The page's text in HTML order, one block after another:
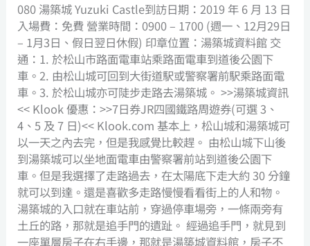
080 湯築城 Yuzuki Castle到訪日期：2019 年 6 月 13 日
入場費：免費 營業時間：0900 – 1700 (週一、12月29日
– 1月3日、假日翌日休假) 印章位置：湯築城資料館 交
通：1. 於松山市路面電車站乘路面電車到道後公園下
車。2. 由松山城可回到大街道駅或警察署前駅乘路面電
車。3. 於松山城亦可陡步走路去湯築城。 >>湯築城資訊
<< Klook 優惠：>>7日券JR四國鐵路周遊券(可選 3、
4、5 及 7 日)<< Klook.com 基本上，松山城和湯築城可
以一天之內去完，但是我感覺比較趕。 由松山城下山後
到湯築城可以坐地面電車由警察署前站到道後公園下
車。但是我選擇了走路過去，在太陽底下走大約 30 分鐘
就可以到達。還是喜歡多走路慢慢看看街上的人和物。
湯築城的入口就在車站前，穿過停車場旁，一條兩旁有
土丘的路，那就是追手門的遺趾。 經過追手門，就見到
一座單層房子在右手邊，那就是湯築城資料館，房子不